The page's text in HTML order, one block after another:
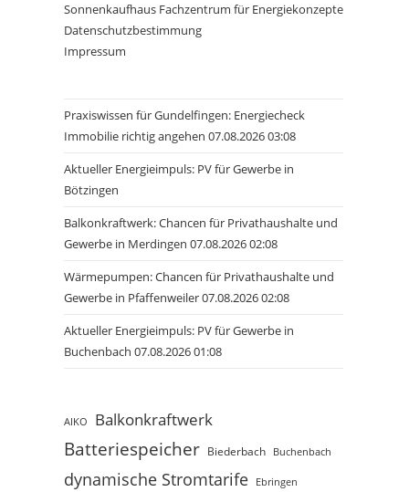
Sonnenkaufhaus Fachzentrum für Energiekonzepte
Datenschutzbestimmung
Impressum
Praxiswissen für Gundelfingen: Energiecheck
Immobilie richtig angehen 07.08.2026 03:08
Aktueller Energieimpuls: PV für Gewerbe in
Bötzingen
Balkonkraftwerk: Chancen für Privathaushalte und
Gewerbe in Merdingen 07.08.2026 02:08
Wärmepumpen: Chancen für Privathaushalte und
Gewerbe in Pfaffenweiler 07.08.2026 02:08
Aktueller Energieimpuls: PV für Gewerbe in
Buchenbach 07.08.2026 01:08
AIKO Balkonkraftwerk
Batteriespeicher Biederbach Buchenbach
dynamische Stromtarife Ebringen